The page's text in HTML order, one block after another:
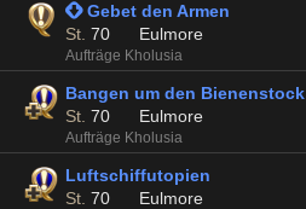
 Gebet den Armen
St. 70 Eulmore
Aufträge Kholusia
Bangen um den Bienenstock
St. 70 Eulmore
Aufträge Kholusia
Luftschiffutopien
St. 70 Eulmore